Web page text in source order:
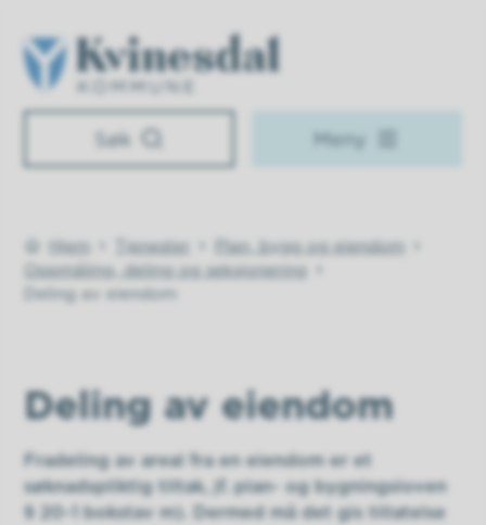
Kvinesdal kommune
Søk Meny
Du er her:
Hjem Tjenester
Plan, bygg og eiendom
Oppmåling, deling og seksjonering
Deling av eiendom
Deling av eiendom
Fradeling av areal fra en eiendom er et
søknadspliktig tiltak, jf. plan- og bygningsloven
§ 20-1 bokstav m). Dermed må det gis tillatelse